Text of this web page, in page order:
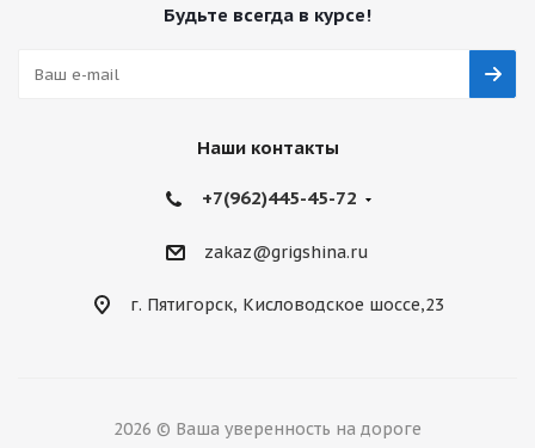
Будьте всегда в курсе!
Наши контакты
+7(962)445-45-72
zakaz@grigshina.ru
г. Пятигорск, Кисловодское шоссе,23
2026 © Ваша уверенность на дороге